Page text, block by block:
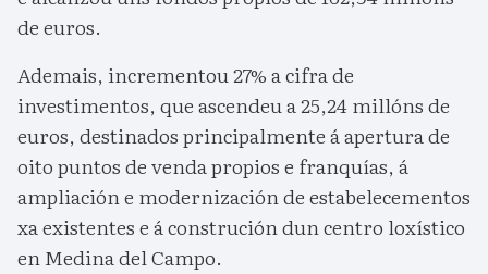
de euros.
Ademais, incrementou 27% a cifra de
investimentos, que ascendeu a 25,24 millóns de
euros, destinados principalmente á apertura de
oito puntos de venda propios e franquías, á
ampliación e modernización de estabelecementos
xa existentes e á construción dun centro loxístico
en Medina del Campo.